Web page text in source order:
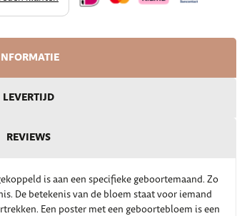
LEVERTIJD
REVIEWS
is aan een specifieke geboortemaand. Zo
De betekenis van de bloem staat voor iemand
Een poster met een geboortebloem is een